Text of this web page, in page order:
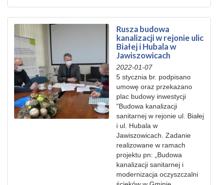
Rusza budowa
kanalizacji w rejonie ulic
Białej i Hubala w
Jawiszowicach
2022-01-07
5 stycznia br. podpisano
umowę oraz przekazano
plac budowy inwestycji
"Budowa kanalizacji
sanitarnej w rejonie ul. Białej
i ul. Hubala w
Jawiszowicach. Zadanie
realizowane w ramach
projektu pn: „Budowa
kanalizacji sanitarnej i
modernizacja oczyszczalni